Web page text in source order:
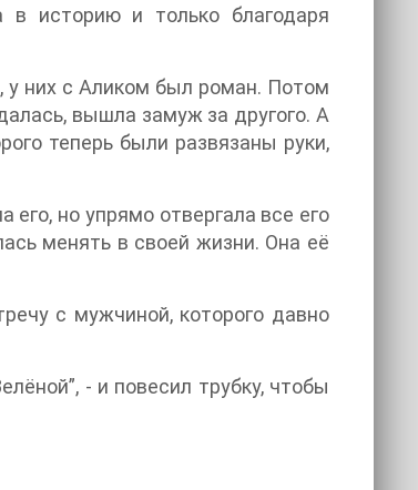
историю и только благодаря
у них с Аликом был роман. Потом
вышла замуж за другого. А
теперь были развязаны руки,
но упрямо отвергала все его
менять в своей жизни. Она её
с мужчиной, которого давно
- и повесил трубку, чтобы